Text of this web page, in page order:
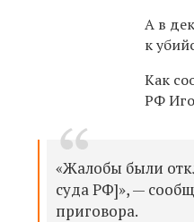
А в
к
Как
РФ
«Жалобы были
суда РФ]», —
приговора.